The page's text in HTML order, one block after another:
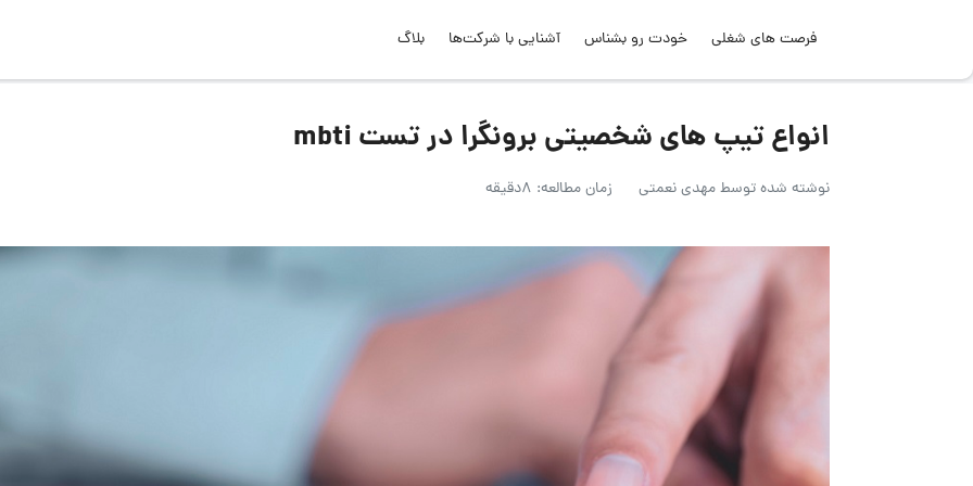
فرصت های شغلی خودت رو بشناس آشنایی با شرکت‌ها بلاگ
انواع تیپ های شخصیتی برونگرا در تست mbti
نوشته شده توسطمهدی نعمتی زمان مطالعه: 8دقیقه